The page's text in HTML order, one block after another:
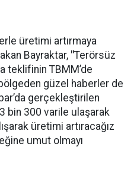
üretimi artırmaya
Bayraktar, "Terörsüz
teklifinin TBMM’de
güzel haberler de
gerçekleştirilen
bin 300 varile ulaşarak
üretimi artıracağız
umut olmayı